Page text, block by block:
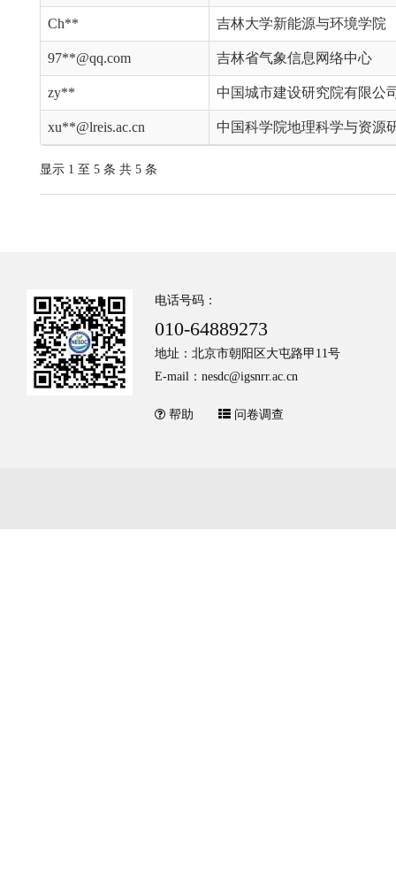
Ch** 吉林大学新能源与环境学院
97**@qq.com 吉林省气象信息网络中心
zy** 中国城市建设研究院有限公
xu**@lreis.ac.cn 中国科学院地理科学与资源
显示 1 至 5 条 共 5 条
电话号码：
010-64889273
地址：北京市朝阳区大屯路甲11号
E-mail：nesdc@igsnrr.ac.cn
帮助 问卷调查